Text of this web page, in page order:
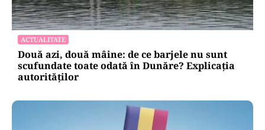
ACTUALITATE
Două azi, două mâine: de ce barjele nu sunt
scufundate toate odată în Dunăre? Explicația
autorităților